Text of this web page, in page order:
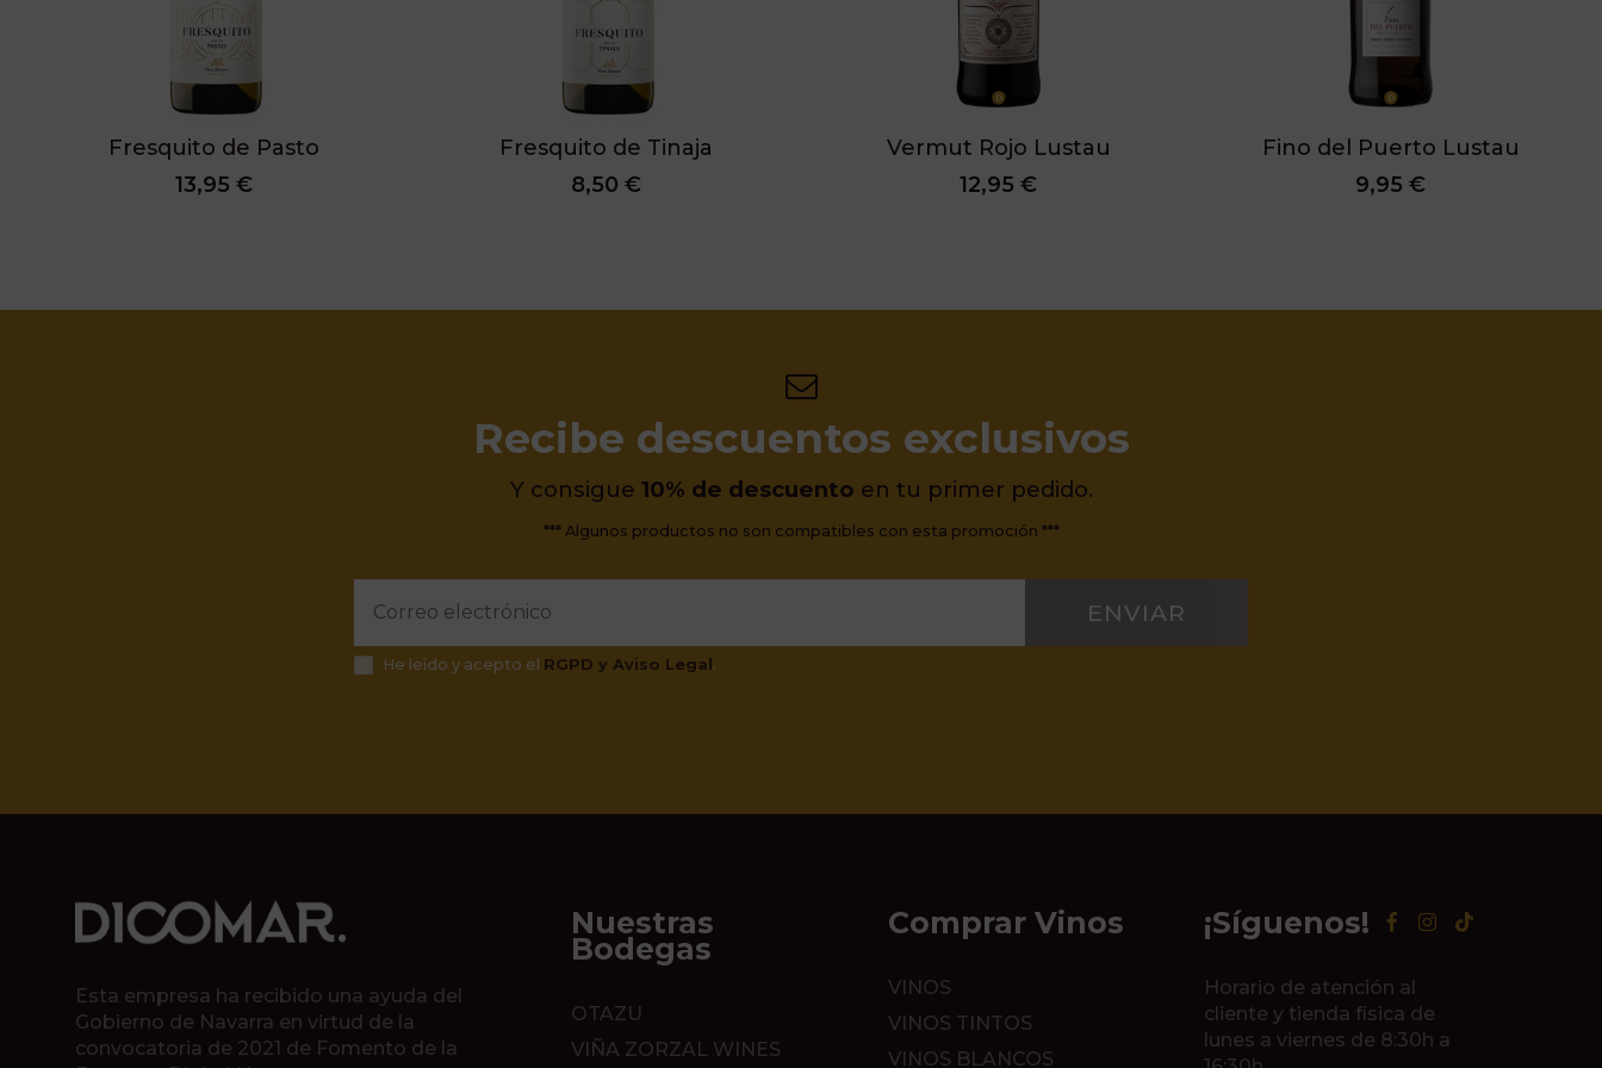
Fresquito de Pasto
13,95 €
Fresquito de Tinaja
8,50 €
Vermut Rojo Lustau
12,95 €
Fino del Puerto Lustau
9,95 €
Recibe descuentos exclusivos
Y consigue 10% de descuento en tu primer pedido.
*** Algunos productos no son compatibles con esta promoción ***
ENVIAR
He leído y acepto el RGPD y Aviso Legal.
Esta empresa ha recibido una ayuda del
Gobierno de Navarra en virtud de la
convocatoria de 2021 de Fomento de la
Nuestras
Bodegas
OTAZU
VIÑA ZORZAL WINES
Comprar Vinos
VINOS
VINOS TINTOS
VINOS BLANCOS
¡Síguenos!
Horario de atención al
cliente y tienda física de
lunes a viernes de 8:30h a